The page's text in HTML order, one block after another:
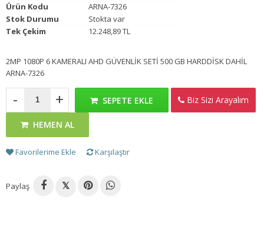
Ürün Kodu
ARNA-7326
Stok Durumu
Stokta var
Tek Çekim
12.248,89 TL
2MP 1080P 6 KAMERALI AHD GÜVENLİK SETİ 500 GB HARDDİSK DAHİL
ARNA-7326
- + SEPETE EKLE
HEMEN AL
Favorilerime Ekle Karşılaştır
Biz Sizi Arayalım
Paylaş 𝕏